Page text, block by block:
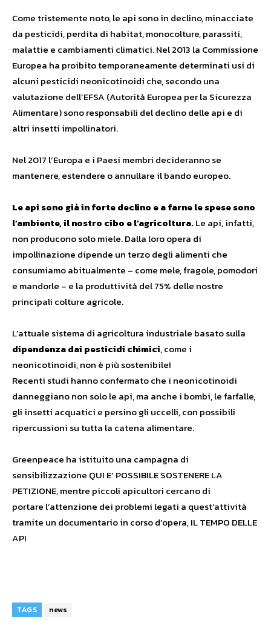
Come tristemente noto, le api sono in declino, minacciate
da pesticidi, perdita di habitat, monocolture, parassiti,
malattie e cambiamenti climatici. Nel 2013 la Commissione
Europea ha proibito temporaneamente determinati usi di
alcuni pesticidi neonicotinoidi che, secondo una
valutazione dell’EFSA (Autorità Europea per la Sicurezza
Alimentare) sono responsabili del declino delle api e di
altri insetti impollinatori.
Nel 2017 l’Europa e i Paesi membri decideranno se
mantenere, estendere o annullare il bando europeo.
Le api sono già in forte declino e a farne le spese sono
l’ambiente, il nostro cibo e l’agricoltura.Le api, infatti,
non producono solo miele. Dalla loro opera di
impollinazione dipende un terzo degli alimenti che
consumiamo abitualmente – come mele, fragole, pomodori
e mandorle – e la produttività del 75% delle nostre
principali colture agricole.
L’attuale sistema di agricoltura industriale basato sulla
dipendenza dai pesticidi chimici, come i
neonicotinoidi, non è più sostenibile!
Recenti studi hanno confermato che i neonicotinoidi
danneggiano non solo le api, ma anche i bombi, le farfalle,
gli insetti acquatici e persino gli uccelli, con possibili
ripercussioni su tutta la catena alimentare.
Greenpeace ha istituito una campagna di
sensibilizzazione QUI E’ POSSIBILE SOSTENERE LA
PETIZIONE, mentre piccoli apicultori cercano di
portare l’attenzione dei problemi legati a quest’attività
tramite un documentario in corso d’opera,IL TEMPO DELLE
API
TAGS news